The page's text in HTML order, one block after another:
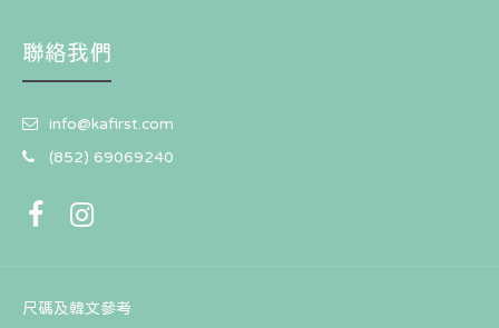
聯絡我們
info@kafirst.com
(852) 69069240
尺碼及韓文參考